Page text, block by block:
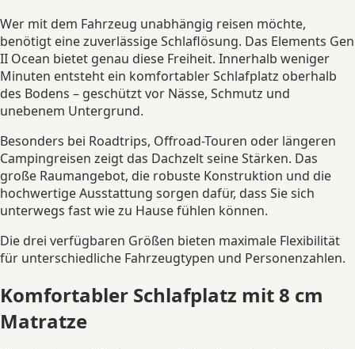
Wer mit dem Fahrzeug unabhängig reisen möchte,
benötigt eine zuverlässige Schlaflösung. Das Elements Gen
II Ocean bietet genau diese Freiheit. Innerhalb weniger
Minuten entsteht ein komfortabler Schlafplatz oberhalb
des Bodens – geschützt vor Nässe, Schmutz und
unebenem Untergrund.
Besonders bei Roadtrips, Offroad-Touren oder längeren
Campingreisen zeigt das Dachzelt seine Stärken. Das
große Raumangebot, die robuste Konstruktion und die
hochwertige Ausstattung sorgen dafür, dass Sie sich
unterwegs fast wie zu Hause fühlen können.
Die drei verfügbaren Größen bieten maximale Flexibilität
für unterschiedliche Fahrzeugtypen und Personenzahlen.
Komfortabler Schlafplatz mit 8 cm
Matratze